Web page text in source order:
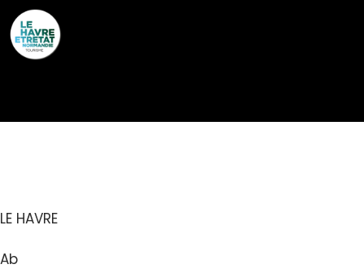
LE HAVRE
Ab
Cookies management panel